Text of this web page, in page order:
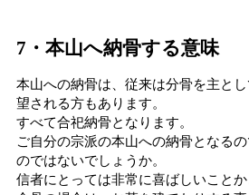
7・本山へ納骨する意味
本山への納骨は、従来は分骨を主と
望される方もあります。
すべて合祀納骨となります。
ご自分の宗派の本山への納骨となる
のではないでしょうか。
信者にとっては非常に喜ばしいことか